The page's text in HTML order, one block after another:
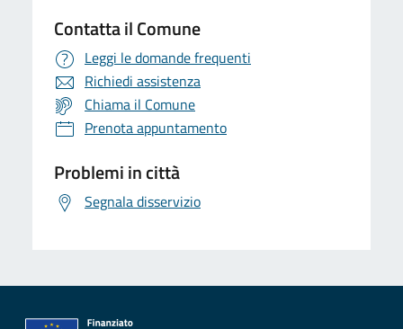
Contatta il Comune
Leggi le domande frequenti
Richiedi assistenza
Chiama il Comune
Prenota appuntamento
Problemi in città
Segnala disservizio